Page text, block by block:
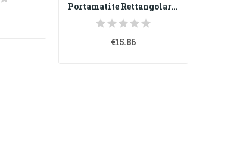
Portamatite Rettangolare in Porcellana di...
€15.86